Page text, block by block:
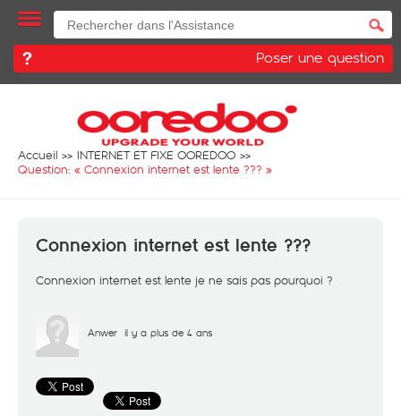
Poser une question
Accueil
INTERNET ET FIXE OOREDOO
Question: « Connexion internet est lente ??? »
Connexion internet est lente ???
Connexion internet est lente je ne sais pas pourquoi ?
Anwer il y a plus de 4 ans